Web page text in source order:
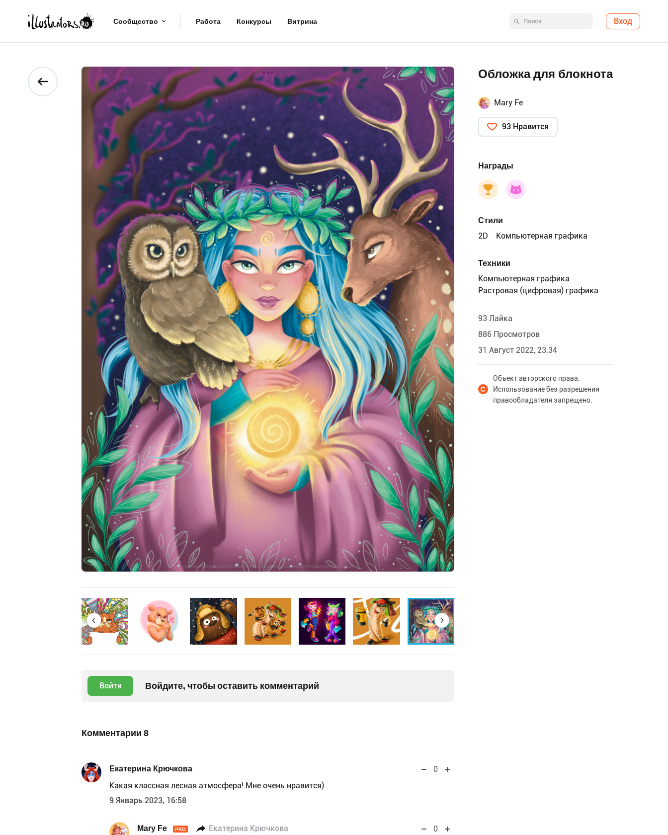
Сообщество Работа Конкурсы Витрина Вход
Войти Войдите, чтобы оставить комментарий
Комментарии 8
Екатерина Крючкова
0
Какая классная лесная атмосфера! Мне очень нравится)
9 Январь 2023, 16:58
Mary Fe PRO Екатерина Крючкова
0
Обложка для блокнота
Mary Fe
93 Нравится
Награды
Стили
2D
Компьютерная графика
Техники
Компьютерная графика
Растровая (цифровая) графика
93 Лайка
886 Просмотров
31 Август 2022, 23:34
Объект авторского права.
Использование без разрешения
правообладателя запрещено.